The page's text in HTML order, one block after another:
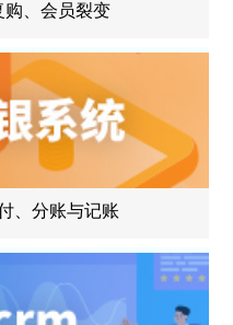
购、会员裂变
、分账与记账